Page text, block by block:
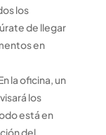
los
de llegar
en
la oficina, un
los
está en
del